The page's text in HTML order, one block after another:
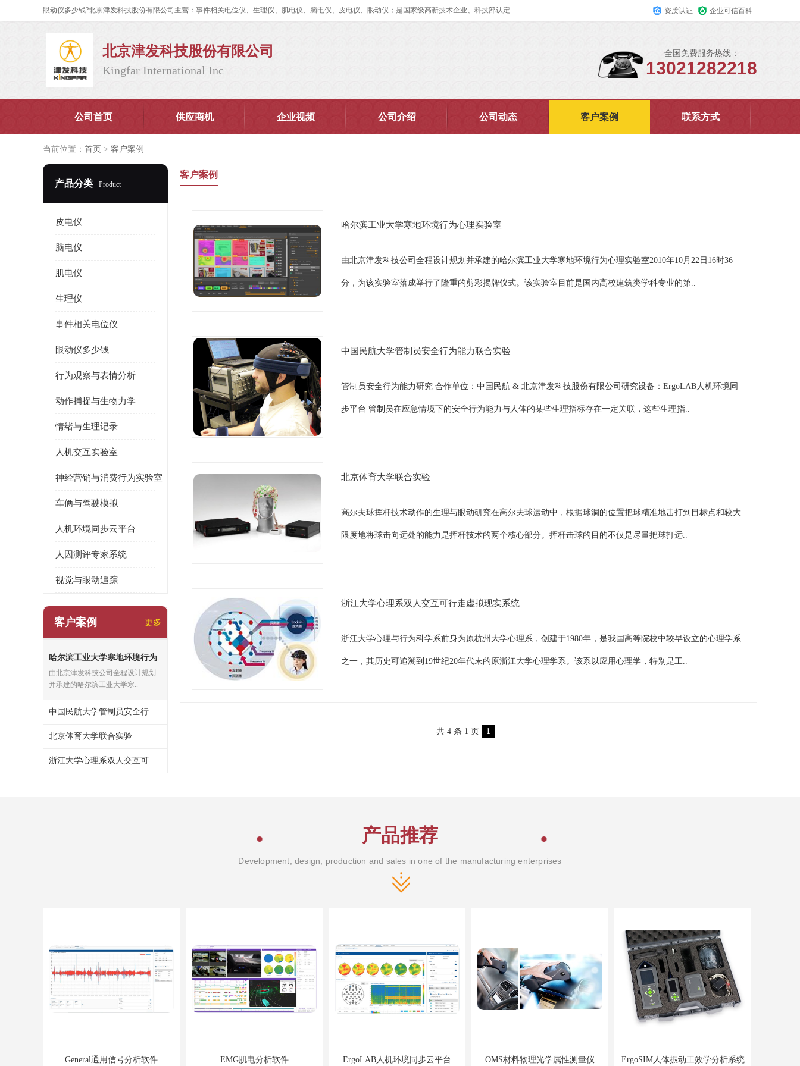
眼动仪多少钱?北京津发科技股份有限公司主营：事件相关电位仪、生理仪、肌电仪、脑电仪、皮电仪、眼动仪；是国家级高新技术企业、科技部认定的科技型中小企业和中关村高新技术企业，具备保密资格，具备自主进出口经营权；自主研发技术、产品与服务荣获多项省部级科学技术奖励、国家发明专利、国家软件著作权和省部级新技术新产品（服务）认证。 资质认证 企业可信百科
北京津发科技股份有限公司
Kingfar International Inc
全国免费服务热线：
13021282218
公司首页 供应商机 企业视频 公司介绍 公司动态 客户案例 联系方式
当前位置： 首页 > 客户案例
产品分类 Product
皮电仪
脑电仪
肌电仪
生理仪
事件相关电位仪
眼动仪多少钱
行为观察与表情分析
动作捕捉与生物力学
情绪与生理记录
人机交互实验室
神经营销与消费行为实验室
车俩与驾驶模拟
人机环境同步云平台
人因测评专家系统
视觉与眼动追踪
客户案例 更多
哈尔滨工业大学寒地环境行为
心理实验室
由北京津发科技公司全程设计规划
并承建的哈尔滨工业大学寒..
中国民航大学管制员安全行为能力联合实验
北京体育大学联合实验
浙江大学心理系双人交互可行走虚拟现实系统
客户案例
哈尔滨工业大学寒地环境行为心理实验室
由北京津发科技公司全程设计规划并承建的哈尔滨工业大学寒地环境行为心理实验室2010年10月22日16时36
分，为该实验室落成举行了隆重的剪彩揭牌仪式。该实验室目前是国内高校建筑类学科专业的第..
中国民航大学管制员安全行为能力联合实验
管制员安全行为能力研究 合作单位：中国民航 & 北京津发科技股份有限公司研究设备：ErgoLAB人机环境同
步平台 管制员在应急情境下的安全行为能力与人体的某些生理指标存在一定关联，这些生理指..
北京体育大学联合实验
高尔夫球挥杆技术动作的生理与眼动研究在高尔夫球运动中，根据球洞的位置把球精准地击打到目标点和较大
限度地将球击向远处的能力是挥杆技术的两个核心部分。挥杆击球的目的不仅是尽量把球打远..
浙江大学心理系双人交互可行走虚拟现实系统
浙江大学心理与行为科学系前身为原杭州大学心理系，创建于1980年，是我国高等院校中较早设立的心理学系
之一，其历史可追溯到19世纪20年代末的原浙江大学心理学系。该系以应用心理学，特别是工..
共 4 条 1 页 1
产品推荐
Development, design, production and sales in one of the manufacturing enterprises
General通用信号分析软件 EMG肌电分析软件 ErgoLAB人机环境同步云平台 OMS材料物理光学属性测量仪 ErgoSIM人体振动工效学分析系统